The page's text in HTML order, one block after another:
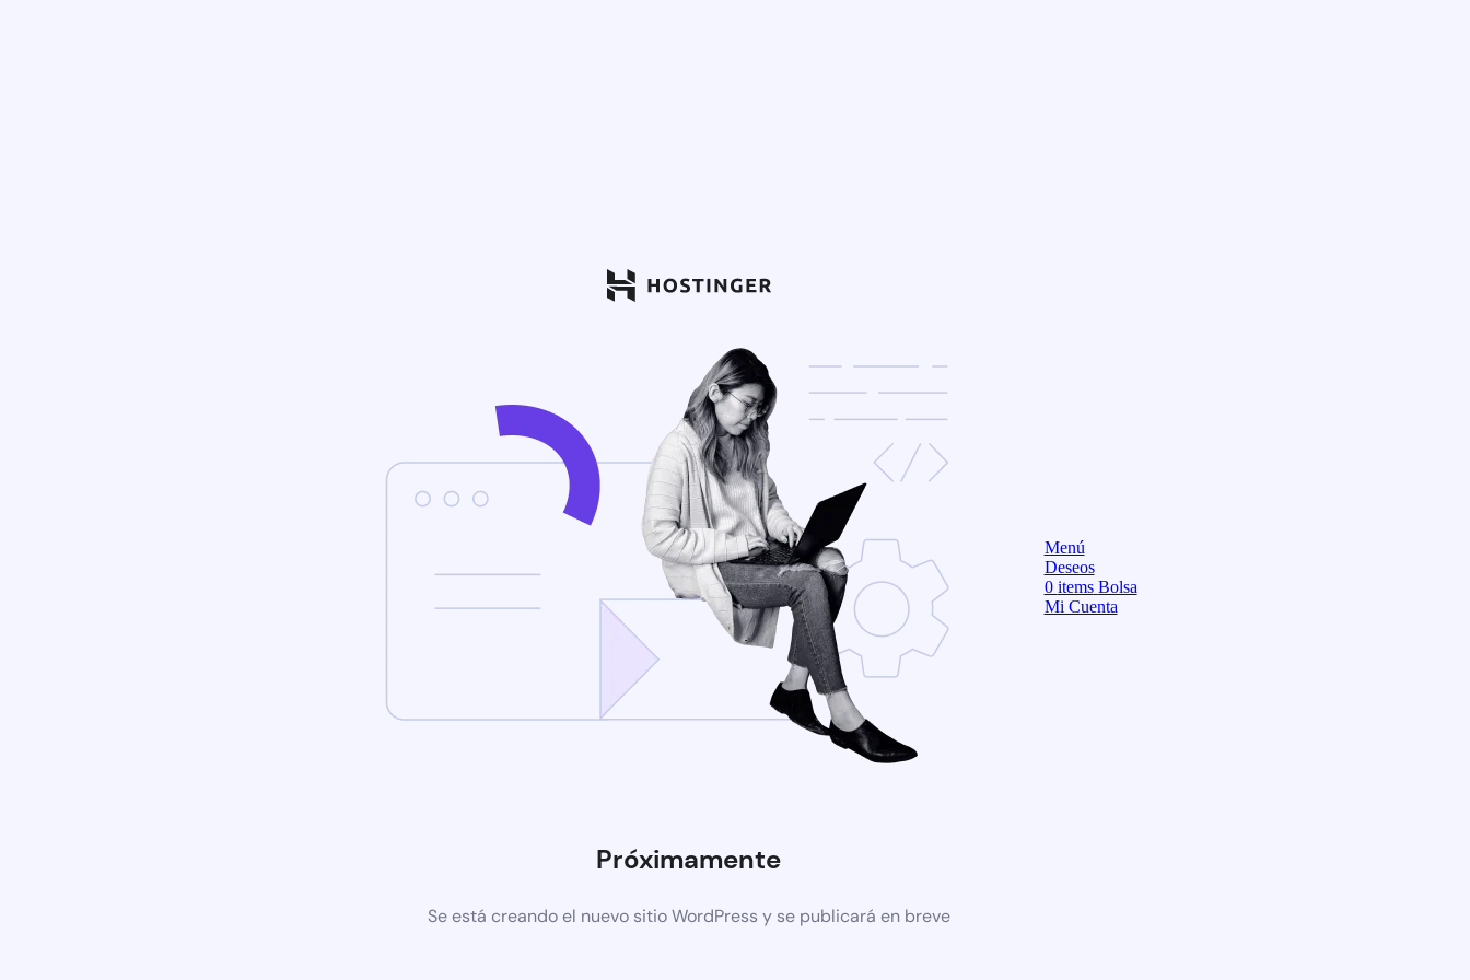
Próximamente
Se está creando el nuevo sitio WordPress y se publicará en breve
Menú
Deseos
0 items Bolsa
Mi Cuenta